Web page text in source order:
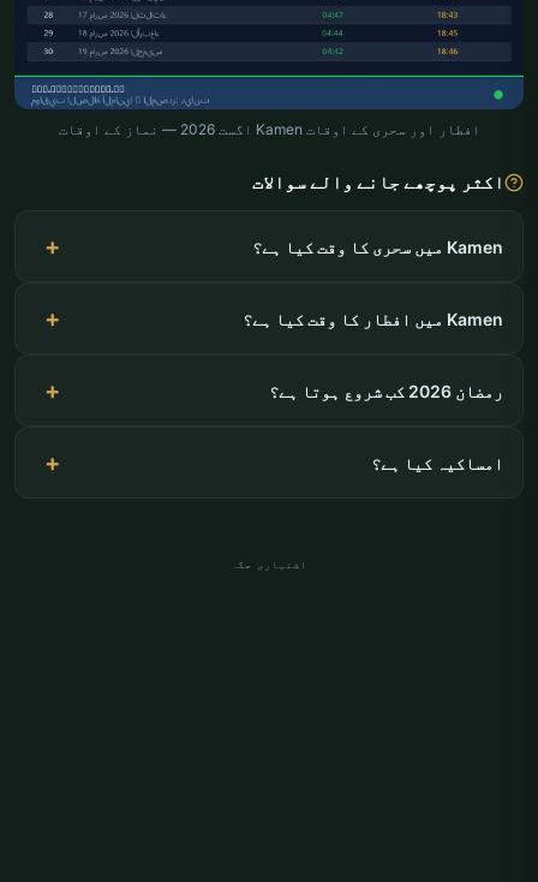
افطار اور سحری کے اوقات Kamen اگست 2026 — نماز کے اوقات
اکثر پوچھے جانے والے سوالات
Kamen میں سحری کا وقت کیا ہے؟
Kamen میں افطار کا وقت کیا ہے؟
رمضان 2026 کب شروع ہوتا ہے؟
امساکیہ کیا ہے؟
اشتہاری جگہ